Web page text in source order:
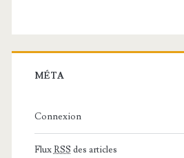
MÉTA
Connexion
FluxRSS des articles